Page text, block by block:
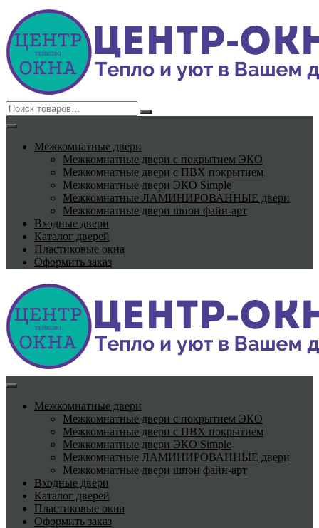
Перейти
содержимому
Межкомнатные двери
Межкомнатные двери с покрытием ЭКО
Межкомнатные двери с ПВХ покрытием
Межкомнатные двери ЭКО Simple
Межкомнатные ЛАМИНИРОВАННЫЕ двери
Межкомнатные двери шпон файн-арт
Входные двери
Каталог дверей
Пластиковые окна
Оформить заказ
Межкомнатные двери
Межкомнатные двери с покрытием ЭКО
Межкомнатные двери с ПВХ покрытием
Межкомнатные двери ЭКО Simple
Межкомнатные ЛАМИНИРОВАННЫЕ двери
Межкомнатные двери шпон файн-арт
Входные двери
Каталог дверей
Пластиковые окна
Оформить заказ